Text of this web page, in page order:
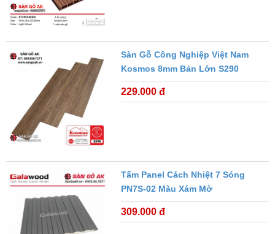
Sàn Gỗ Công Nghiệp Việt Nam
Kosmos 8mm Bản Lớn S290
229.000 đ
Tấm Panel Cách Nhiệt 7 Sóng
PN7S-02 Màu Xám Mờ
309.000 đ